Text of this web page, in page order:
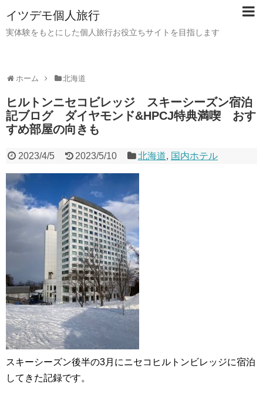
イツデモ個人旅行
実体験をもとにした個人旅行お役立ちサイトを目指します
ホーム 北海道
ヒルトンニセコビレッジ スキーシーズン宿泊
記ブログ ダイヤモンド&HPCJ特典満喫 おす
すめ部屋の向きも
2023/4/5 2023/5/10 北海道, 国内ホテル
スキーシーズン後半の3月にニセコヒルトンビレッジに宿泊
してきた記録です。